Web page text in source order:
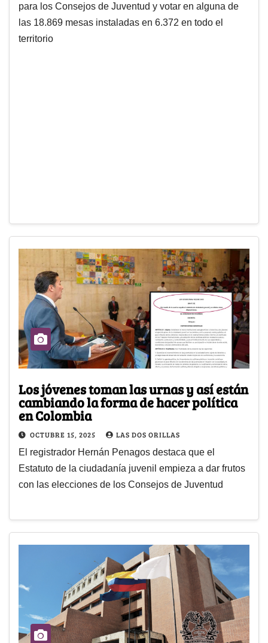
para los Consejos de Juventud y votar en alguna de
las 18.869 mesas instaladas en 6.372 en todo el
territorio
Los jóvenes toman las urnas y así están
cambiando la forma de hacer política
en Colombia
OCTUBRE 15, 2025 LAS DOS ORILLAS
El registrador Hernán Penagos destaca que el
Estatuto de la ciudadanía juvenil empieza a dar frutos
con las elecciones de los Consejos de Juventud